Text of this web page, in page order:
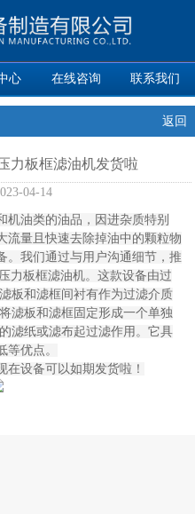
心 在线咨询 联系我们
返回
力板框滤油机发货啦
04-14
机油类的油品，因进杂质特别
流量且快速去除掉油中的颗粒物
。我们通过与用户沟通细节，推
力板框滤油机。这款设备由过
板和滤框间衬有作为过滤介质
滤板和滤框固定形成一个单独
滤纸或滤布起过滤作用。它具
优点。
设备可以如期发货啦！